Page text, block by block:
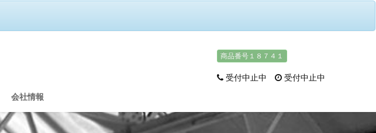
商品番号１８７４１
受付中止中
受付中止中
会社情報